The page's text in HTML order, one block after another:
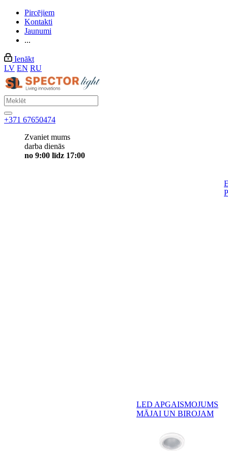
Pircējiem
Kontakti
Jaunumi
...
Ienākt
LV EN RU
+371 67650474
Zvaniet mums
darba dienās
no 9:00 līdz 17:00
LED APGAISMOJUMS
MĀJAI UN BIROJAM